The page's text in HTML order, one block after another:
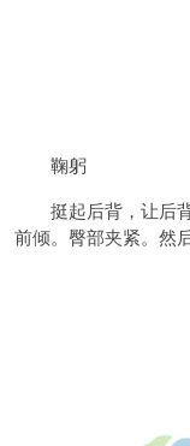
鞠躬
挺起后背，让后背
前倾。臀部夹紧。然